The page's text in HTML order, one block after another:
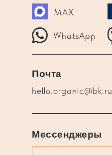
WhatsApp
MAX
hello.organic@bk.ru
Почта
Мессенджеры